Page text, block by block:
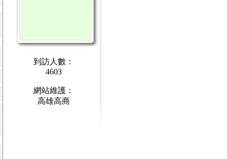
到訪人數：
4603
網站維護：
高雄高商